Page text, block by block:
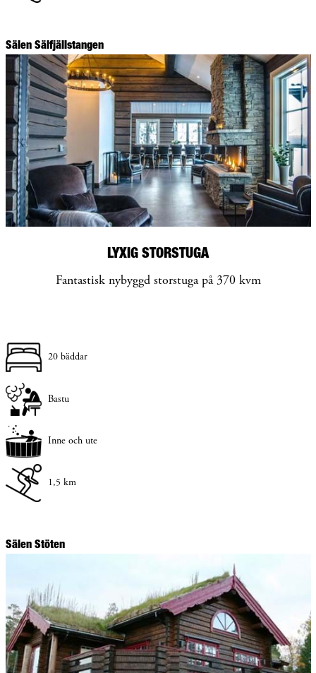
Sälen Sälfjällstangen
LYXIG STORSTUGA
Fantastisk nybyggd storstuga på 370 kvm
20 bäddar
Bastu
Inne och ute
1,5 km
Sälen Stöten